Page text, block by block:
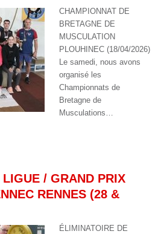
CHAMPIONNAT DE
BRETAGNE DE
MUSCULATION
PLOUHINEC (18/04/2026)
Le samedi, nous avons
organisé les
Championnats de
Bretagne de
Musculations…
/ GRAND PRIX
RENNES (28 &
ÉLIMINATOIRE DE